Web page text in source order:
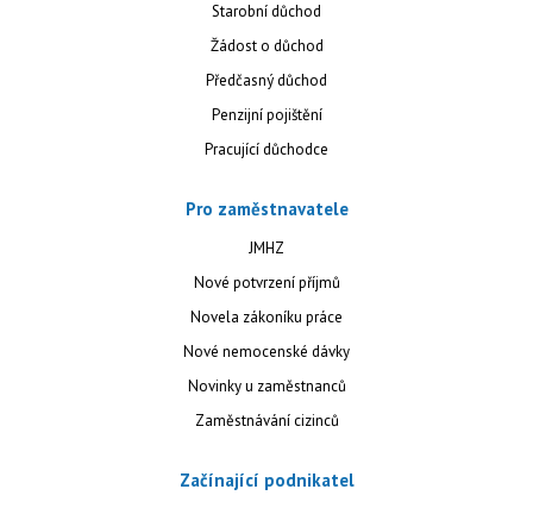
Starobní důchod
Žádost o důchod
Předčasný důchod
Penzijní pojištění
Pracující důchodce
Pro zaměstnavatele
JMHZ
Nové potvrzení příjmů
Novela zákoníku práce
Nové nemocenské dávky
Novinky u zaměstnanců
Zaměstnávání cizinců
Začínající podnikatel